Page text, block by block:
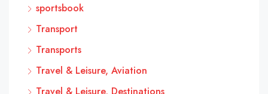
sportsbook
Transport
Transports
Travel & Leisure, Aviation